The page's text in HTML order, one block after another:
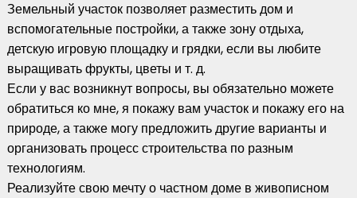
Земельный участок позволяет разместить дом и
вспомогательные постройки, а также зону отдыха,
детскую игровую площадку и грядки, если вы любите
выращивать фрукты, цветы и т. д.
Если у вас возникнут вопросы, вы обязательно можете
обратиться ко мне, я покажу вам участок и покажу его на
природе, а также могу предложить другие варианты и
организовать процесс строительства по разным
технологиям.
Реализуйте свою мечту о частном доме в живописном